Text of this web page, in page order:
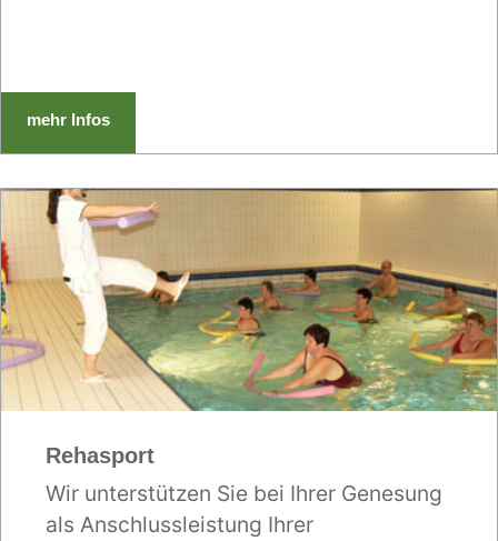
mehr Infos
Rehasport
Wir unterstützen Sie bei Ihrer Genesung
als Anschlussleistung Ihrer